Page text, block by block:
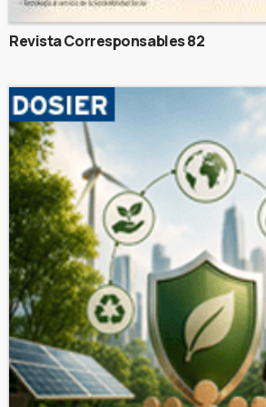
Revista Corresponsables 82